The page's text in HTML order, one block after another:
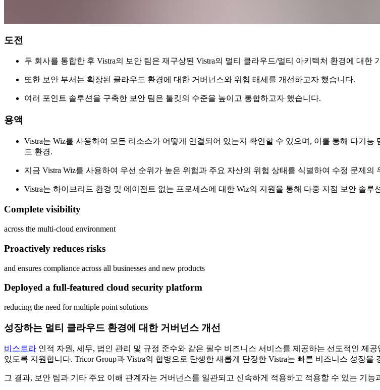
도전
두 회사를 통합한 후 Vistra의 보안 팀은 재구상된 Vistra의 멀티 클라우드/멀티 아키텍처 환경에 대한
또한 보안 부서는 확장된 클라우드 환경에 대한 거버넌스와 위험 태세를 개선하고자 했습니다.
여러 포인트 솔루션을 구축한 보안 팀은 툴킷의 수준을 높이고 통합하고자 했습니다.
용액
Vistra는 Wiz를 사용하여 모든 리소스가 어떻게 연결되어 있는지 확인할 수 있으며, 이를 통해 다기
드 환경.
지금 Vistra Wiz를 사용하여 우선 순위가 높은 위험과 주요 자산의 위험 상태를 식별하여 수정 문제의
Vistra는 하이브리드 환경 및 에이전트 없는 프로세스에 대한 Wiz의 지원을 통해 다중 지점 보안 솔
Complete visibility
across the multi-cloud environment
Proactively reduces risks
and ensures compliance across all businesses and new products
Deployed a full-featured cloud security platform
reducing the need for multiple point solutions
성장하는 멀티 클라우드 환경에 대한 거버넌스 개선
비스트라 인적 자원, 세무, 법인 관리 및 규정 준수와 같은 필수 비즈니스 서비스를 제공하는 선도적인 제
있도록 지원합니다. Tricor Group과 Vistra의 합병으로 탄생한 새롭게 단장한 Vistra는 빠른 비즈니스 성장
그 결과, 보안 팀과 기타 주요 이해 관계자는 거버넌스를 일관되고 신속하게 적용하고 적용할 수 있는 기